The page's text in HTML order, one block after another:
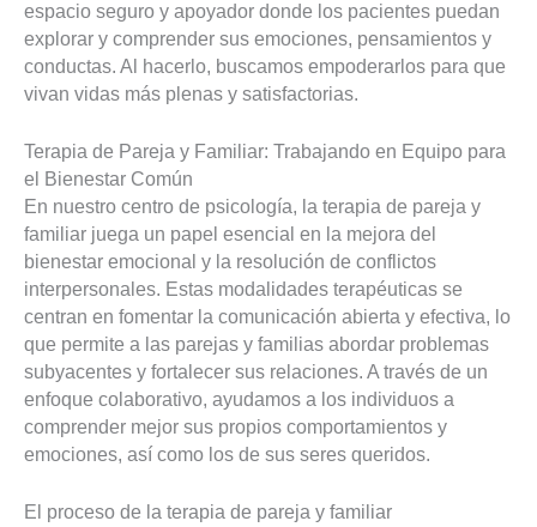
espacio seguro y apoyador donde los pacientes puedan
explorar y comprender sus emociones, pensamientos y
conductas. Al hacerlo, buscamos empoderarlos para que
vivan vidas más plenas y satisfactorias.
Terapia de Pareja y Familiar: Trabajando en Equipo para
el Bienestar Común
En nuestro centro de psicología, la terapia de pareja y
familiar juega un papel esencial en la mejora del
bienestar emocional y la resolución de conflictos
interpersonales. Estas modalidades terapéuticas se
centran en fomentar la comunicación abierta y efectiva, lo
que permite a las parejas y familias abordar problemas
subyacentes y fortalecer sus relaciones. A través de un
enfoque colaborativo, ayudamos a los individuos a
comprender mejor sus propios comportamientos y
emociones, así como los de sus seres queridos.
El proceso de la terapia de pareja y familiar